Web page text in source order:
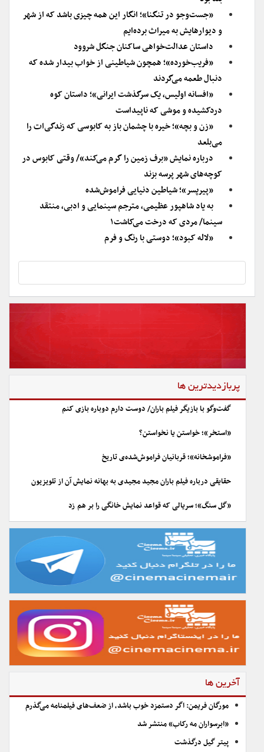
«جست‌و‌جو در تنگنا»؛ انگار این همه‌ چیزی باشد که از شهر
و دیوارهایش به میراث برده‌ایم
داستان عدالت​‌خواهی ساکنان جنگل شروود
«فریب‌خورده»؛ همچون شیاطینی از خواب بیدار شده که
دنبال طعمه می‌گردند
«افسانه اولیس، یک سرگذشت ایرانی»؛ داستان کوه
دردکشیده و موشی که ناپیداست
«زن و بچه»؛ خیره با چشمان باز به کابوسی که زندگی‌ات را
می‌بلعد
درباره نمایش «برف زمین را گرم می‌کند»/ وقتی کابوس در
کوچه‌های شهر پرسه بزند
«پیرپسر»؛ شیاطین دنیایی فراموش‌شده
به یاد شاهپور عظیمی، مترجم سینمایی و ادبی، منتقد
سینما/ مردی که درخت می‌کاشت۱
«لاله کبود»؛ دوستی با رنگ و فرم
پربازدیدترین ها
گفت‌وگو با بازیگر فیلم باران/ دوست دارم دوباره بازی کنم
«استخر»؛ خواستن یا نخواستن؟
«فراموشخانه»؛ قربانیان فراموش‌شده‌ی تاریخ
حقایقی درباره فیلم باران مجید مجیدی به بهانه نمایش آن از تلویزیون
«گل سنگ»؛ سریالی که قواعد نمایش خانگی را بر هم زد
آخرین ها
مورگان فریمن: اگر دستمزد خوب باشد، از ضعف‌های فیلمنامه می‌گذرم
«ابرسواران مه رکاب» منتشر شد
پیتر گیل درگذشت